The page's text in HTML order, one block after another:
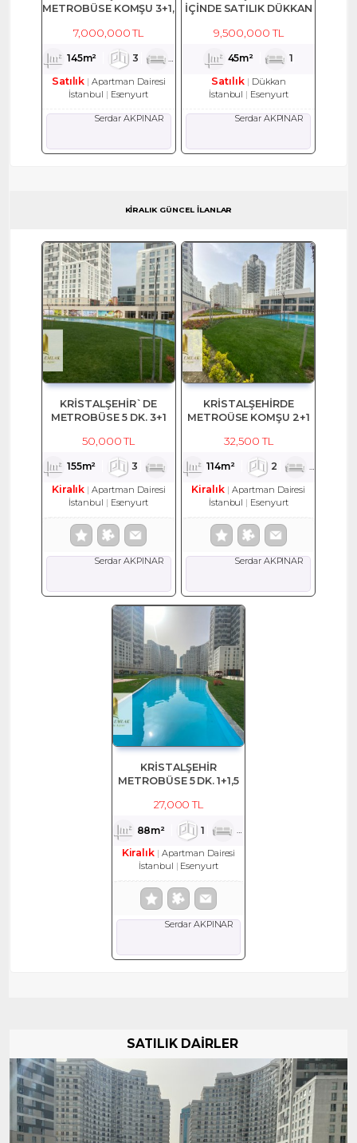
METROBÜSE KOMŞU 3+1,
DAİRE
7,000,000 TL
145m² 3
2
Satılık
Apartman Dairesi
İstanbul
Esenyurt
Serdar AKPINAR
İÇİNDE SATILIK DÜKKAN
9,500,000 TL
45m²
1
Satılık
Dükkan
İstanbul
Esenyurt
Serdar AKPINAR
KİRALIK GÜNCEL İLANLAR
KRİSTALŞEHİR`DE
METROBÜSE 5 DK. 3+1
50,000 TL
155m² 3
2
Kiralık
Apartman Dairesi
İstanbul
Esenyurt
Serdar AKPINAR
KRİSTALŞEHİRDE
METROÜSE KOMŞU 2+1
32,500 TL
114m² 2
Kiralık
Apartman Dairesi
İstanbul
Esenyurt
Serdar AKPINAR
KRİSTALŞEHİR
METROBÜSE 5 DK. 1+1,5
27,000 TL
88m² 1 1
Kiralık
Apartman Dairesi
İstanbul
Esenyurt
Serdar AKPINAR
SATILIK DAİRLER